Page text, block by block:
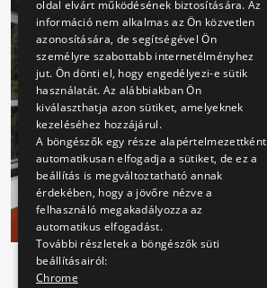
oldal elvárt működésének biztosítására. Az
információ nem alkalmas az Ön közvetlen
azonosítására, de segítségével Ön
személyre szabottabb internetélményhez
jut. Ön dönti el, hogy engedélyezi-e sütik
használatát. Az alábbiakban Ön
kiválaszthatja azon sütiket, amelyeknek
kezeléséhez hozzájárul.
A böngészők egy része alapértelmezettként
automatikusan elfogadja a sütiket, de ez a
beállítás is megváltoztatható annak
érdekében, hogy a jövőre nézve a
felhasználó megakadályozza az
automatikus elfogadást.
További részletek a böngészők süti
beállításairól:
Chrome